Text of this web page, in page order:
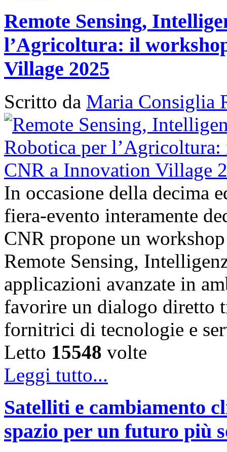
Remote Sensing,
l’Agricoltura: il
Village 2025
Scritto da Maria Consiglia
In occasione della decima
fiera-evento interamente
CNR propone un
Remote Sensing,
applicazioni avanzate in
favorire un dialogo diretto
fornitrici di tecnologie e
Letto 15548 volte
Leggi tutto...
Satelliti e cambiamento
spazio per un futuro più